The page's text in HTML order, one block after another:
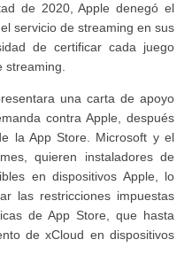
de 2020, Apple denegó el
servicio de streaming en sus
de certificar cada juego
una carta de apoyo
contra Apple, después
la App Store. Microsoft y el
quieren instaladores de
en dispositivos Apple, lo
las restricciones impuestas
de App Store, que hasta
de xCloud en dispositivos